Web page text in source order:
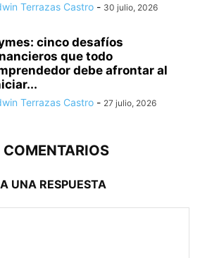
Terrazas Castro - 30 julio, 2026
cinco desafíos
que todo
debe afrontar al
Terrazas Castro - 27 julio, 2026
COMENTARIOS
UNA RESPUESTA